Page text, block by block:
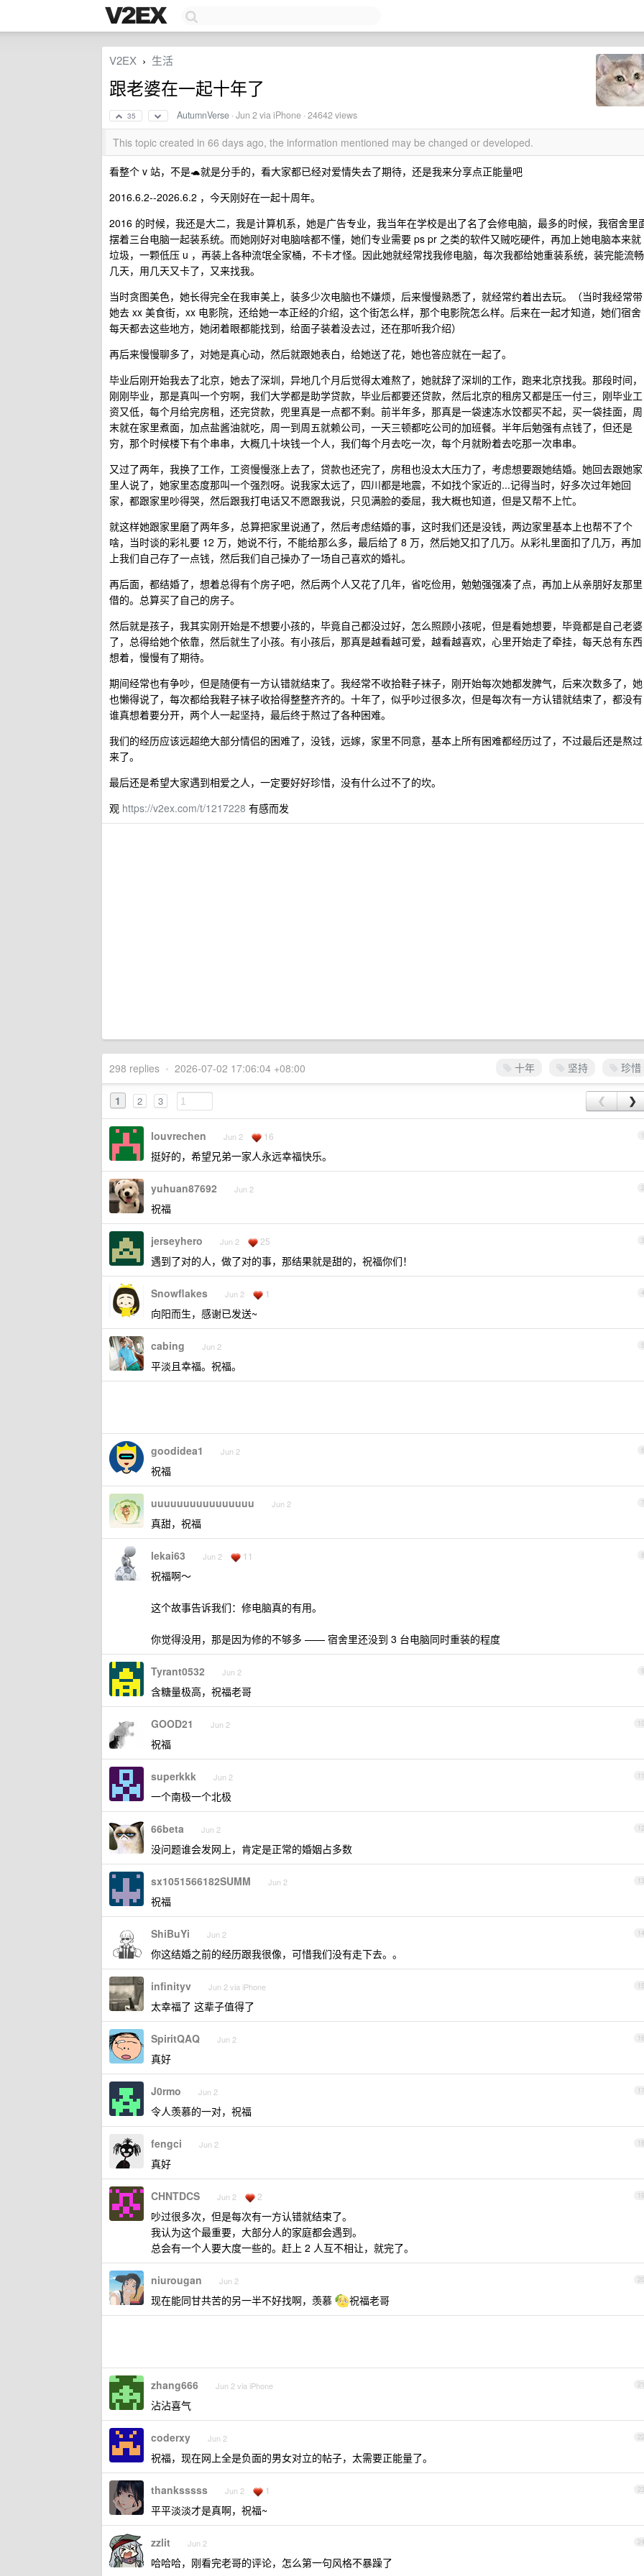
V2EX › 生活
跟老婆在一起十年了
35 AutumnVerse ·Jun 2via iPhone · 24642 views
This topic created in 66 days ago, the information mentioned may be changed or developed.
看整个 v 站，不是🐢就是分手的，看大家都已经对爱情失去了期待，还是我来分享点正能量吧
2016.6.2--2026.6.2 ，今天刚好在一起十周年。
2016 的时候，我还是大二，我是计算机系，她是广告专业，我当年在学校是出了名了会修电脑，最多的时候，我宿舍里
摆着三台电脑一起装系统。而她刚好对电脑啥都不懂，她们专业需要 ps pr 之类的软件又贼吃硬件，再加上她电脑本来就
垃圾，一颗低压 u ，再装上各种流氓全家桶，不卡才怪。因此她就经常找我修电脑，每次我都给她重装系统，装完能流畅
几天，用几天又卡了，又来找我。
当时贪图美色，她长得完全在我审美上，装多少次电脑也不嫌烦，后来慢慢熟悉了，就经常约着出去玩。（当时我经常带
她去 xx 美食街，xx 电影院，还给她一本正经的介绍，这个街怎么样，那个电影院怎么样。后来在一起才知道，她们宿舍
每天都去这些地方，她闭着眼都能找到，给面子装着没去过，还在那听我介绍）
再后来慢慢聊多了，对她是真心动，然后就跟她表白，给她送了花，她也答应就在一起了。
毕业后刚开始我去了北京，她去了深圳，异地几个月后觉得太难熬了，她就辞了深圳的工作，跑来北京找我。那段时间，
刚刚毕业，那是真叫一个穷啊，我们大学都是助学贷款，毕业后都要还贷款，然后北京的租房又都是压一付三，刚毕业工
资又低，每个月给完房租，还完贷款，兜里真是一点都不剩。前半年多，那真是一袋速冻水饺都买不起，买一袋挂面，周
末就在家里煮面，加点盐酱油就吃，周一到周五就赖公司，一天三顿都吃公司的加班餐。半年后勉强有点钱了，但还是
穷，那个时候楼下有个串串，大概几十块钱一个人，我们每个月去吃一次，每个月就盼着去吃那一次串串。
又过了两年，我换了工作，工资慢慢涨上去了，贷款也还完了，房租也没太大压力了，考虑想要跟她结婚。她回去跟她家
里人说了，她家里态度那叫一个强烈呀。说我家太远了，四川都是地震，不如找个家近的...记得当时，好多次过年她回
家，都跟家里吵得哭，然后跟我打电话又不愿跟我说，只见满脸的委屈，我大概也知道，但是又帮不上忙。
就这样她跟家里磨了两年多，总算把家里说通了，然后考虑结婚的事，这时我们还是没钱，两边家里基本上也帮不了个
啥，当时谈的彩礼要 12 万，她说不行，不能给那么多，最后给了 8 万，然后她又扣了几万。从彩礼里面扣了几万，再加
上我们自己存了一点钱，然后我们自己操办了一场自己喜欢的婚礼。
再后面，都结婚了，想着总得有个房子吧，然后两个人又花了几年，省吃俭用，勉勉强强凑了点，再加上从亲朋好友那里
借的。总算买了自己的房子。
然后就是孩子，我其实刚开始是不想要小孩的，毕竟自己都没过好，怎么照顾小孩呢，但是看她想要，毕竟都是自己老婆
了，总得给她个依靠，然后就生了小孩。有小孩后，那真是越看越可爱，越看越喜欢，心里开始走了牵挂，每天总有东西
想着，慢慢有了期待。
期间经常也有争吵，但是随便有一方认错就结束了。我经常不收拾鞋子袜子，刚开始每次她都发脾气，后来次数多了，她
也懒得说了，每次都给我鞋子袜子收拾得整整齐齐的。十年了，似乎吵过很多次，但是每次有一方认错就结束了，都没有
谁真想着要分开，两个人一起坚持，最后终于熬过了各种困难。
我们的经历应该远超绝大部分情侣的困难了，没钱，远嫁，家里不同意，基本上所有困难都经历过了，不过最后还是熬过
来了。
最后还是希望大家遇到相爱之人，一定要好好珍惜，没有什么过不了的坎。
观 https://v2ex.com/t/1217228 有感而发
十年 坚持 珍惜
298 replies • 2026-07-02 17:06:04 +08:00
1 2 3 ❮ ❯
1
louvrechen Jun 2 16
挺好的，希望兄弟一家人永远幸福快乐。
2
yuhuan87692 Jun 2
祝福
3
jerseyhero Jun 2 25
遇到了对的人，做了对的事，那结果就是甜的，祝福你们！
4
Snowflakes Jun 2 1
向阳而生，感谢已发送~
5
cabing Jun 2
平淡且幸福。祝福。
6
goodidea1 Jun 2
祝福
7
uuuuuuuuuuuuuuuu Jun 2
真甜，祝福
8
lekai63 Jun 2 11
祝福啊～
这个故事告诉我们：修电脑真的有用。
你觉得没用，那是因为修的不够多 —— 宿舍里还没到 3 台电脑同时重装的程度
9
Tyrant0532 Jun 2
含糖量极高，祝福老哥
10
GOOD21 Jun 2
祝福
11
superkkk Jun 2
一个南极一个北极
12
66beta Jun 2
没问题谁会发网上，肯定是正常的婚姻占多数
13
sx1051566182SUMM Jun 2
祝福
14
ShiBuYi Jun 2
你这结婚之前的经历跟我很像，可惜我们没有走下去。。
15
infinityv Jun 2 via iPhone
太幸福了 这辈子值得了
16
SpiritQAQ Jun 2
真好
17
J0rmo Jun 2
令人羡慕的一对，祝福
18
fengci Jun 2
真好
19
CHNTDCS Jun 2 2
吵过很多次，但是每次有一方认错就结束了。
我认为这个最重要，大部分人的家庭都会遇到。
总会有一个人要大度一些的。赶上 2 人互不相让，就完了。
20
niurougan Jun 2
现在能同甘共苦的另一半不好找啊，羡慕 祝福老哥
21
zhang666 Jun 2 via iPhone
沾沾喜气
22
coderxy Jun 2
祝福，现在网上全是负面的男女对立的帖子，太需要正能量了。
23
thanksssss Jun 2 1
平平淡淡才是真啊，祝福~
24
zzlit Jun 2
哈哈哈，刚看完老哥的评论，怎么第一句风格不暴躁了